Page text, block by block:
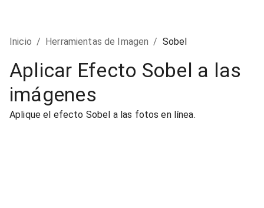
Inicio / Herramientas de Imagen / Sobel
Aplicar Efecto Sobel a las
imágenes
Aplique el efecto Sobel a las fotos en línea.